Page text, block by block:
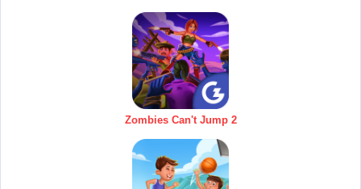
Zombies Can't Jump 2